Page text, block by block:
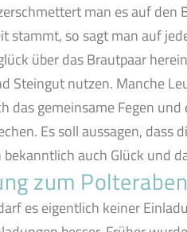
man es auf
stammt, so sagt man auf
über das Brautpaar
Steingut nutzen. Manche
das gemeinsame Fegen
Es soll aussagen,
auch Glück und
zum
es eigentlich keiner